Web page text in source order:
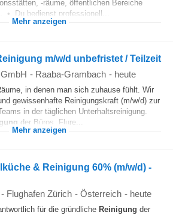
-räume, öffentlichen Bereiche
• Du bedienst professionell...
Mehr anzeigen
m/w/d unbefristet / Teilzeit
- Raaba-Grambach - heute
in denen man sich zuhause fühlt. Wir
gewissenhafte Reinigungskraft (m/w/d) zur
in der täglichen Unterhaltsreinigung.
der Büros, Flure...
Mehr anzeigen
& Reinigung 60% (m/w/d) -
Flughafen Zürich - Österreich - heute
für die gründliche Reinigung der